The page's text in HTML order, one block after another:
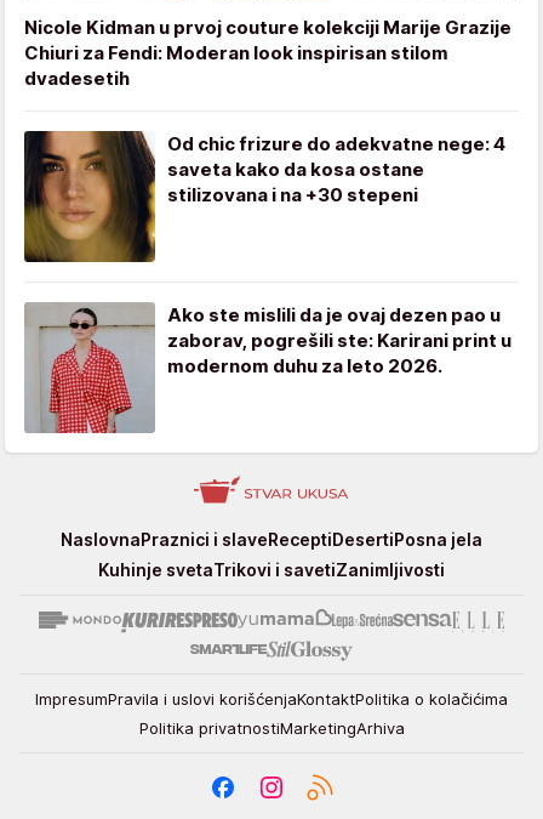
Nicole Kidman u prvoj couture kolekciji Marije Grazije
Chiuri za Fendi: Moderan look inspirisan stilom
dvadesetih
Od chic frizure do adekvatne nege: 4
saveta kako da kosa ostane
stilizovana i na +30 stepeni
Ako ste mislili da je ovaj dezen pao u
zaborav, pogrešili ste: Karirani print u
modernom duhu za leto 2026.
StvarNaslovnaPraznici i slaveReceptiDesertiPosna jela
Kuhinje svetaTrikovi i savetiZanimljivosti
ImpresumPravila i uslovi korišćenjaKontaktPolitika o kolačićima
Politika privatnostiMarketingArhiva